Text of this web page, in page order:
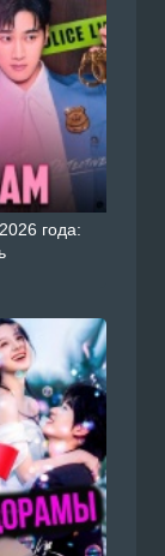
года: